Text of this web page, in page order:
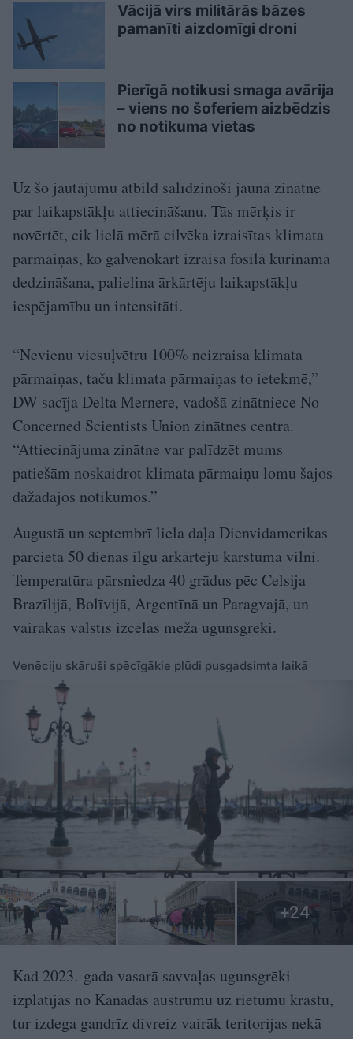
Vācijā virs militārās bāzes
pamanīti aizdomīgi droni
Pierīgā notikusi smaga avārija
– viens no šoferiem aizbēdzis
no notikuma vietas
Uz šo jautājumu atbild salīdzinoši jaunā zinātne
par laikapstākļu attiecināšanu. Tās mērķis ir
novērtēt, cik lielā mērā cilvēka izraisītas klimata
pārmaiņas, ko galvenokārt izraisa fosilā kurināmā
dedzināšana, palielina ārkārtēju laikapstākļu
iespējamību un intensitāti.
“Nevienu viesuļvētru 100% neizraisa klimata
pārmaiņas, taču klimata pārmaiņas to ietekmē,”
DW sacīja Delta Mernere, vadošā zinātniece No
Concerned Scientists Union zinātnes centra.
“Attiecinājuma zinātne var palīdzēt mums
patiešām noskaidrot klimata pārmaiņu lomu šajos
dažādajos notikumos.”
Augustā un septembrī liela daļa Dienvidamerikas
pārcieta 50 dienas ilgu ārkārtēju karstuma vilni.
Temperatūra pārsniedza 40 grādus pēc Celsija
Brazīlijā, Bolīvijā, Argentīnā un Paragvajā, un
vairākās valstīs izcēlās meža ugunsgrēki.
Venēciju skāruši spēcīgākie plūdi pusgadsimta laikā
Kad 2023. gada vasarā savvaļas ugunsgrēki
izplatījās no Kanādas austrumu uz rietumu krastu,
tur izdega gandrīz divreiz vairāk teritorijas nekā